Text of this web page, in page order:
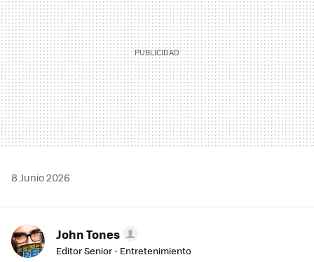
8 Junio 2026
John Tones
Editor Senior - Entretenimiento